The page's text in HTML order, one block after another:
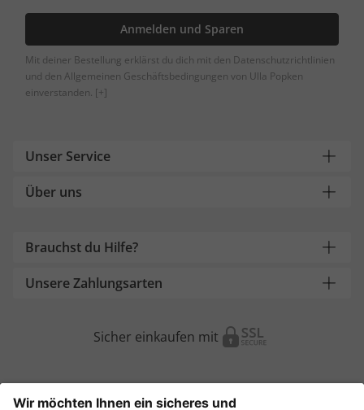
Anmelden und Sparen
Mit deiner Bestellung erklärst du dich mit den Datenschutzrichtlinien
und den Allgemeinen Geschäftsbedingungen von Ulla Popken
einverstanden. [+]
Unser Service
Über uns
Brauchst du Hilfe?
Unsere Zahlungsarten
Sicher einkaufen mit
Weitere Onlineshops